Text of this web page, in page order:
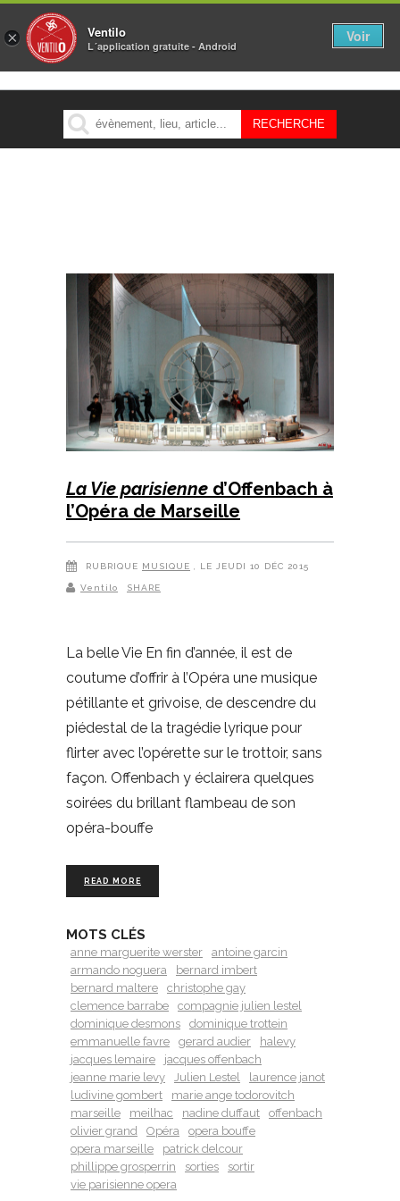
MENU
La Vie parisienne d’Offenbach à
l’Opéra de Marseille
RUBRIQUE MUSIQUE , LE JEUDI 10 DÉC 2015
Ventilo SHARE
La belle Vie En fin d’année, il est de
coutume d’offrir à l’Opéra une musique
pétillante et grivoise, de descendre du
piédestal de la tragédie lyrique pour
flirter avec l’opérette sur le trottoir, sans
façon. Offenbach y éclairera quelques
soirées du brillant flambeau de son
opéra-bouffe
READ MORE
MOTS CLÉS
anne marguerite werster
antoine garcin
armando noguera
bernard imbert
bernard maltere
christophe gay
clemence barrabe
compagnie julien lestel
dominique desmons
dominique trottein
emmanuelle favre
gerard audier
halevy
jacques lemaire
jacques offenbach
jeanne marie levy
Julien Lestel
laurence janot
ludivine gombert
marie ange todorovitch
marseille
meilhac nadine duffaut
offenbach
olivier grand
Opéra
opera bouffe
opera marseille
patrick delcour
phillippe grosperrin
sorties
sortir
vie parisienne opera
× Ventilo
L´application gratuite - Android
Voir